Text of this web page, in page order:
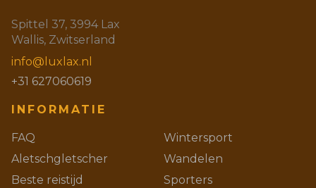
Spittel 37, 3994 Lax
Wallis, Zwitserland
info@luxlax.nl
+31 627060619
INFORMATIE
FAQ
Aletschgletscher
Beste reistijd
Wintersport
Wandelen
Sporters